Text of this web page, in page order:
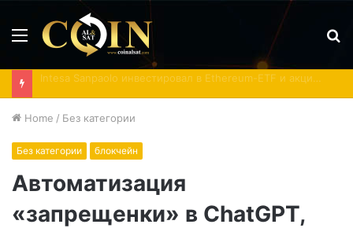
Menu
Взлом кошельков Coldcard не вызвал массовых переводов биткоина на биржи
Home / Без категории
Без категории блокчейн
Автоматизация
«запрещенки» в ChatGPT,